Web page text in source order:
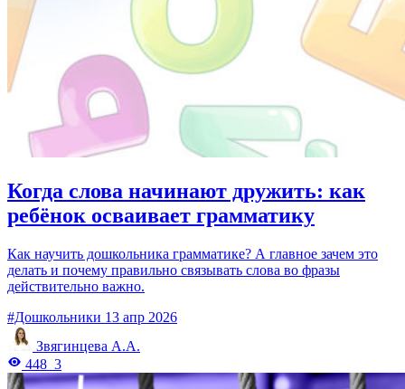
Когда слова начинают дружить: как
ребёнок осваивает грамматику
Как научить дошкольника грамматике? А главное зачем это
делать и почему правильно связывать слова во фразы
действительно важно.
#Дошкольники 13 апр 2026
Звягинцева А.А.
448 3